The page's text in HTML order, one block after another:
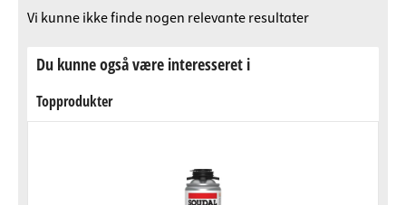
Vi kunne ikke finde nogen relevante resultater
Du kunne også være interesseret i
Topprodukter